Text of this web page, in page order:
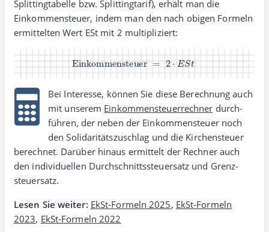
Splitting­tabelle bzw. Splitting­tarif), erhält man die
Einkommen­steuer, indem man den nach obigen Formeln
ermittelten Wert ESt mit 2 multi­pliziert:
Einkommensteuer=2⋅ESt
Bei Interesse, können Sie diese Berechnung auch
mit unserem Einkommen­steuer­rechner durch­
führen, der neben der Einkommen­steuer noch
den Soli­daritäts­zuschlag und die Kirchen­steuer
berechnet. Darüber hinaus ermittelt der Rechner auch
den individuellen Durch­schnitts­steuer­satz und Grenz­
steuer­satz.
Lesen Sie weiter: EkSt-Formeln 2025, EkSt-Formeln
2023, EkSt-Formeln 2022